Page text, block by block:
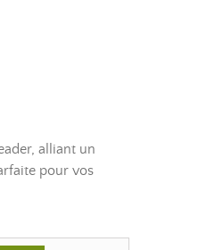
alliant un
pour vos